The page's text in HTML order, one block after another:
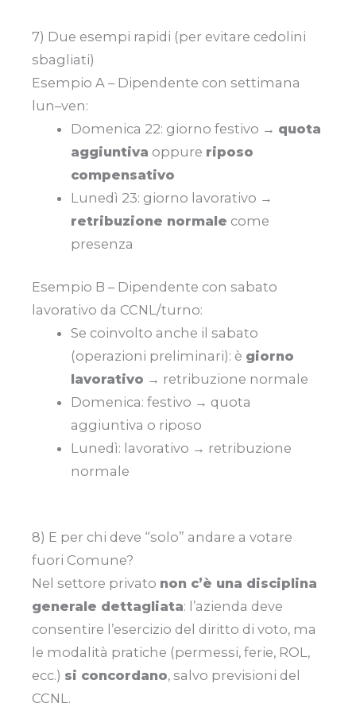
7) Due esempi rapidi (per evitare cedolini
sbagliati)
Esempio A – Dipendente con settimana
lun–ven:
Domenica 22: giorno festivo → quota
aggiuntiva oppure riposo
compensativo
Lunedì 23: giorno lavorativo →
retribuzione normale come
presenza
Esempio B – Dipendente con sabato
lavorativo da CCNL/turno:
Se coinvolto anche il sabato
(operazioni preliminari): è giorno
lavorativo → retribuzione normale
Domenica: festivo → quota
aggiuntiva o riposo
Lunedì: lavorativo → retribuzione
normale
8) E per chi deve “solo” andare a votare
fuori Comune?
Nel settore privato non c’è una disciplina
generale dettagliata: l’azienda deve
consentire l’esercizio del diritto di voto, ma
le modalità pratiche (permessi, ferie, ROL,
ecc.) si concordano, salvo previsioni del
CCNL.